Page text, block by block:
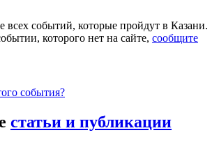
всех событий, которые пройдут в Казани.
которого нет на сайте, сообщите
события?
статьи и публикации